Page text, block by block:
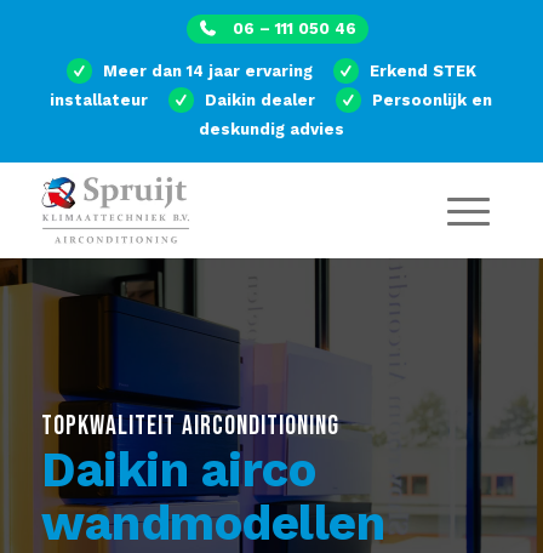
06 – 111 050 46
Meer dan 14 jaar ervaring
Erkend STEK
installateur
Daikin dealer
Persoonlijk en
deskundig advies
TOPKWALITEIT AIRCONDITIONING
Daikin airco
wandmodellen